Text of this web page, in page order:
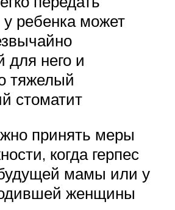
ребенка может
для него и
тяжелый
стоматит
принять меры
когда герпес
мамы или у
женщины